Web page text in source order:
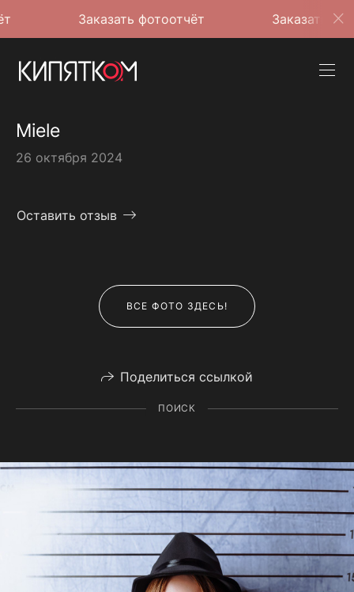
Заказать фотоотчёт Заказать фотоотчёт
Miele
26 октября 2024
Оставить отзыв
ВСЕ ФОТО ЗДЕСЬ!
Поделиться ссылкой
ПОИСК